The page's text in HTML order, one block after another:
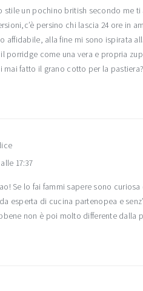
stile un pochino british secondo me
persino chi lascia 24 ore in
affidabile, alla fine mi sono ispirata
porridge come una vera e propria
mai fatto il grano cotto per la
17:37
Se lo fai fammi sapere sono
esperta di cucina partenopea e
non è poi molto differente dalla